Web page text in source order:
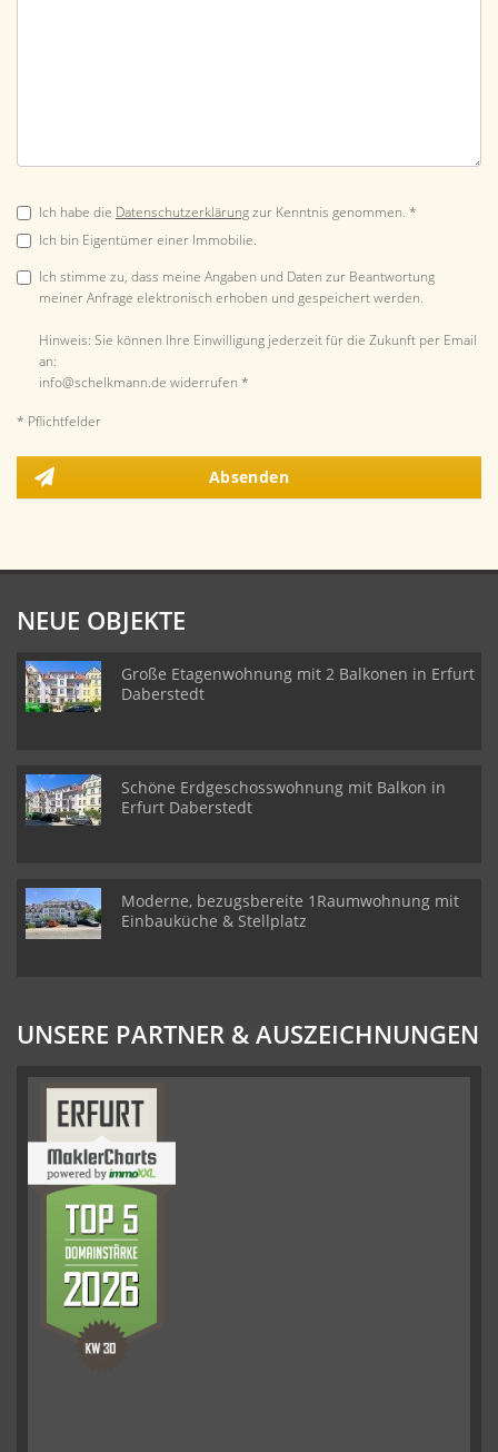
Ich habe die Datenschutzerklärungzur Kenntnis genommen. *
Ich bin Eigentümer einer Immobilie.
Ich stimme zu, dass meine Angaben und Daten zur Beantwortung
meiner Anfrage elektronisch erhoben und gespeichert werden.
Hinweis: Sie können Ihre Einwilligung jederzeit für die Zukunft per Email
an:
info@schelkmann.de widerrufen *
* Pflichtfelder
Absenden
NEUE OBJEKTE
Große Etagenwohnung mit 2 Balkonen in Erfurt
Daberstedt
Schöne Erdgeschosswohnung mit Balkon in
Erfurt Daberstedt
Moderne, bezugsbereite 1Raumwohnung mit
Einbauküche & Stellplatz
UNSERE PARTNER & AUSZEICHNUNGEN